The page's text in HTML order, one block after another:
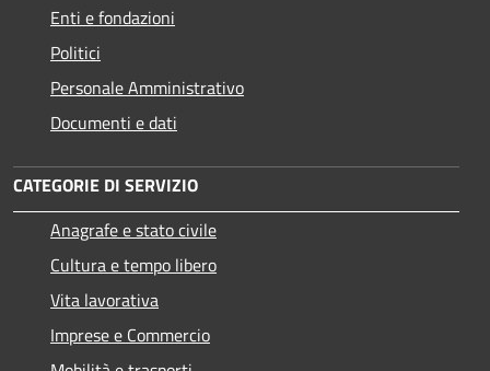
Enti e fondazioni
Politici
Personale Amministrativo
Documenti e dati
CATEGORIE DI SERVIZIO
Anagrafe e stato civile
Cultura e tempo libero
Vita lavorativa
Imprese e Commercio